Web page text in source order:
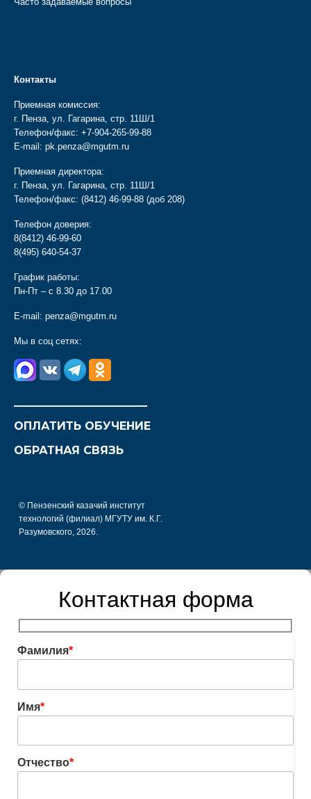
Контакты
Приемная комиссия:
г. Пенза, ул. Гагарина, стр. 11Ш/1
Телефон/факс: +7-904-265-99-88
E-mail: pk.penza@mgutm.ru
Приемная директора:
г. Пенза, ул. Гагарина, стр. 11Ш/1
Телефон/факс: (8412) 46-99-88 (доб 208)
Телефон доверия:
8(8412) 46-99-60
8(495) 640-54-37
График работы:
Пн-Пт – с 8.30 до 17.00
E-mail: penza@mgutm.ru
Мы в соц сетях:
ОПЛАТИТЬ ОБУЧЕНИЕ
ОБРАТНАЯ СВЯЗЬ
© Пензенский казачий институт
технологий (филиал) МГУТУ им. К.Г.
Разумовского, 2026.
Контактная форма
Фамилия*
Имя*
Отчество*